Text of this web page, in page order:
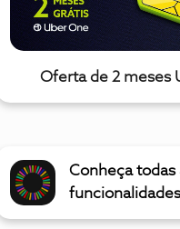
Oferta de 2 meses
Conheça todas